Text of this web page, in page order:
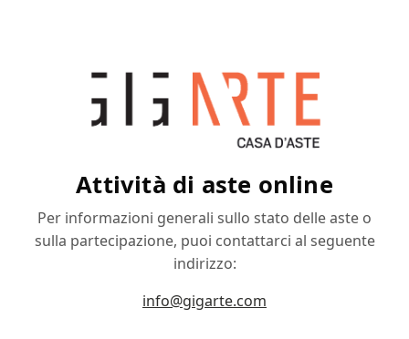
Attività di aste online
Per informazioni generali sullo stato delle aste o
sulla partecipazione, puoi contattarci al seguente
indirizzo:
info@gigarte.com